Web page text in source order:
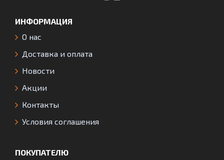
ИНФОРМАЦИЯ
О нас
Доставка и оплата
Новости
Акции
Контакты
Условия соглашения
ПОКУПАТЕЛЮ